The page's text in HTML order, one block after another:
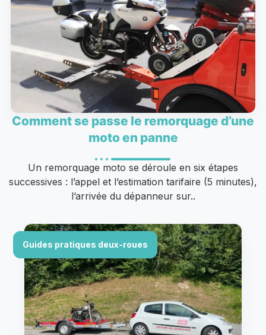
Comment se passe le remorquage d’une
moto en panne
Un remorquage moto se déroule en six étapes
successives : l’appel et l’estimation tarifaire (5 minutes),
l’arrivée du dépanneur sur..
Guides pratiques deux-roues